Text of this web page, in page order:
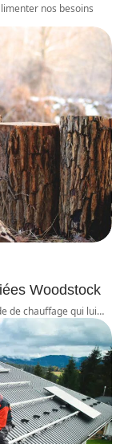
nos besoins
Woodstock
de chauffage qui lui…